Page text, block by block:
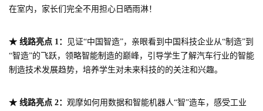
在室内，家长们完全不用担心日晒雨淋！
★ 线路亮点 1：
见证“中国智造”，亲眼看到中国科技企业从“制造”到
“智造”的飞跃，领略智能制造的巅峰，引导学生了解汽车行业的智能
制造技术发展趋势，培养学生对未来科技的的关注和兴趣。
★ 线路亮点 2： 观摩如何用数据和智能机器人“智”造车，感受工业